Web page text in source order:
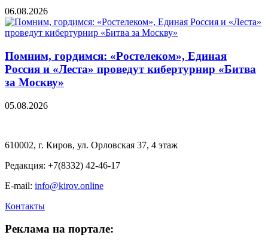
06.08.2026
Помним, гордимся: «Ростелеком», Единая
Россия и «Леста» проведут кибертурнир «Битва
за Москву»
05.08.2026
610002, г. Киров, ул. Орловская 37, 4 этаж
Редакция: +7(8332) 42-46-17
E-mail: info@kirov.online
Контакты
Реклама на портале: